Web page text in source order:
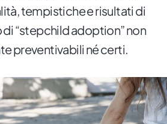
tempistiche e risultati di
“stepchild adoption” non
preventivabili né certi.